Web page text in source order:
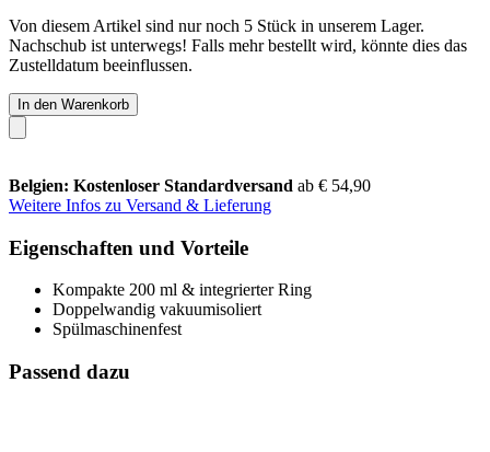
Von diesem Artikel sind nur noch 5 Stück in unserem Lager.
Nachschub ist unterwegs! Falls mehr bestellt wird, könnte dies das
Zustelldatum beeinflussen.
In den Warenkorb
Belgien: Kostenloser Standardversand ab € 54,90
Weitere Infos zu Versand & Lieferung
Eigenschaften und Vorteile
Kompakte 200 ml & integrierter Ring
Doppelwandig vakuumisoliert
Spülmaschinenfest
Passend dazu